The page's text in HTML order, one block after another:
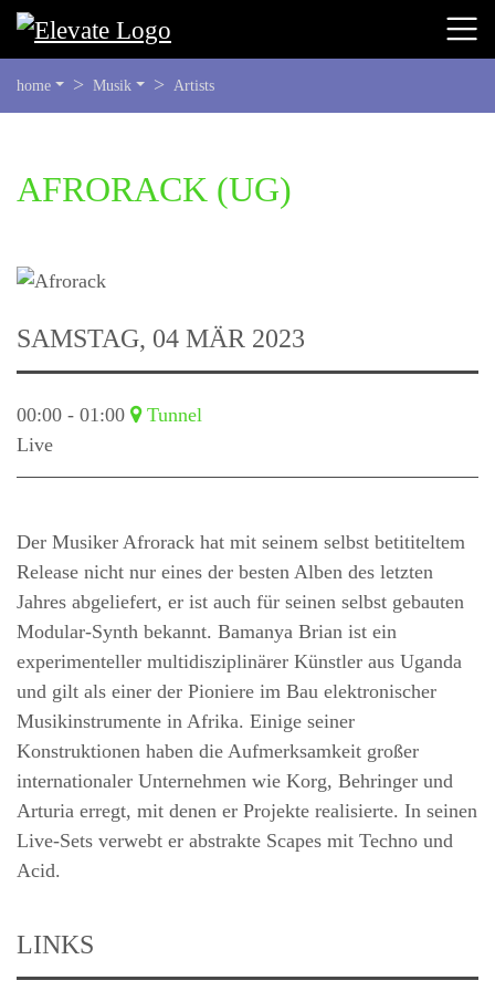
BEFINDEN
SICH
home Musik Artists
BEGINN
DESAFRORACK (UG)
SAMSTAG, 04 MÄR 2023
00:00 - 01:00
Tunnel
Live
Der Musiker Afrorack hat mit seinem selbst betititeltem
Release nicht nur eines der besten Alben des letzten
Jahres abgeliefert, er ist auch für seinen selbst gebauten
Modular-Synth bekannt. Bamanya Brian ist ein
experimenteller multidisziplinärer Künstler aus Uganda
und gilt als einer der Pioniere im Bau elektronischer
Musikinstrumente in Afrika. Einige seiner
Konstruktionen haben die Aufmerksamkeit großer
internationaler Unternehmen wie Korg, Behringer und
Arturia erregt, mit denen er Projekte realisierte. In seinen
Live-Sets verwebt er abstrakte Scapes mit Techno und
Acid.
LINKS